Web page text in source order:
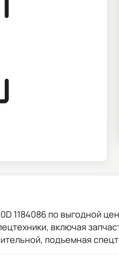
1184086 по выгодной
включая
подъемная